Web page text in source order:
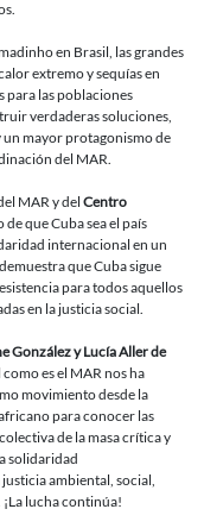
en Brasil, las grandes
extremo y sequías en
para las poblaciones
verdaderas soluciones,
un mayor protagonismo de
del MAR.
MAR y del Centro
de que Cuba sea el país
internacional en un
que Cuba sigue
para todos aquellos
en la justicia social.
González y Lucía Aller de
es el MAR nos ha
movimiento desde la
para conocer las
de la masa crítica y
solidaridad
ambiental, social,
lucha continúa!